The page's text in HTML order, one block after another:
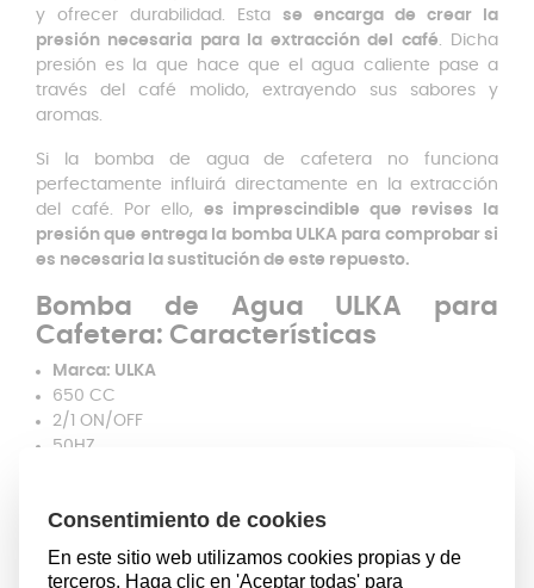
y ofrecer durabilidad. Esta se encarga de crear la
presión necesaria para la extracción del café. Dicha
presión es la que hace que el agua caliente pase a
través del café molido, extrayendo sus sabores y
aromas.
Si la bomba de agua de cafetera no funciona
perfectamente influirá directamente en la extracción
del café. Por ello, es imprescindible que revises la
presión que entrega la bomba ULKA para comprobar si
es necesaria la sustitución de este repuesto.
Bomba de Agua ULKA para
Cafetera: Características
Marca: ULKA
650 CC
2/1 ON/OFF
50HZ
48 W
Este recambio es ideal para cafeteras